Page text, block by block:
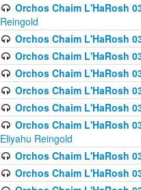
Orchos Chaim L'HaRosh
Reingold
Orchos Chaim L'HaRosh
Orchos Chaim L'HaRosh
Orchos Chaim L'HaRosh
Orchos Chaim L'HaRosh
Orchos Chaim L'HaRosh
Orchos Chaim L'HaRosh
Eliyahu Reingold
Orchos Chaim L'HaRosh
Orchos Chaim L'HaRosh